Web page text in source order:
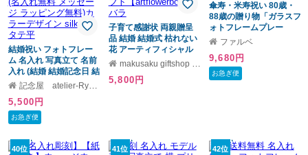
結婚祝い フォトフレー
ム 名入れ 写真立て 名前
入れ (結婚 結婚記念日 結
婚証明書 周年記念 記念
ウェディング アニバー
サリー )(名入れ無料 メッ
セージ ラッピング無料)
カラーデザイン silk×洋
タテ平
記念屋 atelier-Ryokuei
5,500円
お急ぎ便
子育て感謝状 両親贈呈
品 結婚 結婚式 枯れない
花 アーティフィシャル
フラワー（造花） ブー
入れ メッセージ入り 贈
makusaku giftshop ギフトモール店
5,800円
傘寿・米寿祝い 80歳・
88歳の贈り物「ガラスフ
ォトフレームプレー
ト」/ フォトフレーム 写
生日 記念日 長寿祝い お
祝い
ファルベ
9,680円
お急ぎ便
40位 41位 42位